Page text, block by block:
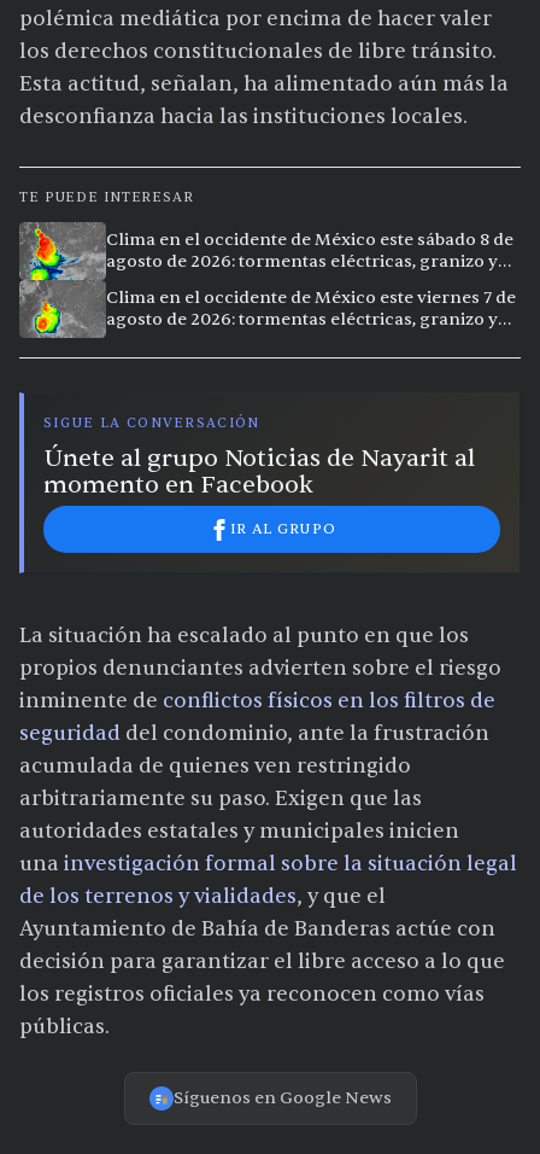
polémica mediática por encima de hacer valer
los derechos constitucionales de libre tránsito.
Esta actitud, señalan, ha alimentado aún más la
desconfianza hacia las instituciones locales.
TE PUEDE INTERESAR
Clima en el occidente de México este sábado 8 de
agosto de 2026: tormentas eléctricas, granizo y
Clima en el occidente de México este viernes 7 de
agosto de 2026: tormentas eléctricas, granizo y
SIGUE LA CONVERSACIÓN
Únete al grupo Noticias de Nayarit al
momento en Facebook
IR AL GRUPO
La situación ha escalado al punto en que los
propios denunciantes advierten sobre el riesgo
inminente de conflictos físicos en los filtros de
seguridad del condominio, ante la frustración
acumulada de quienes ven restringido
arbitrariamente su paso. Exigen que las
autoridades estatales y municipales inicien
una investigación formal sobre la situación legal
de los terrenos y vialidades, y que el
Ayuntamiento de Bahía de Banderas actúe con
decisión para garantizar el libre acceso a lo que
los registros oficiales ya reconocen como vías
públicas.
Síguenos en Google News